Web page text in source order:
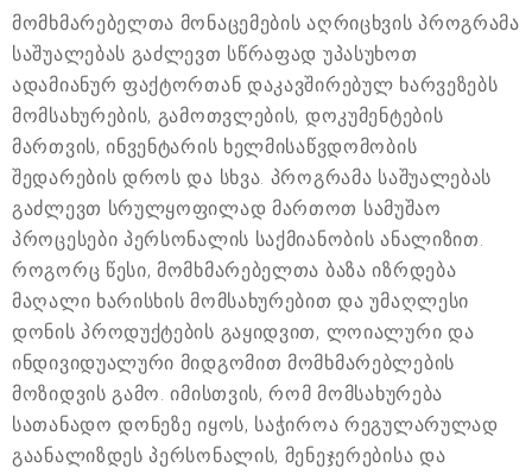
მომხმარებელთა მონაცემების აღრიცხვის პროგრამა
საშუალებას გაძლევთ სწრაფად უპასუხოთ
ადამიანურ ფაქტორთან დაკავშირებულ ხარვეზებს
მომსახურების, გამოთვლების, დოკუმენტების
მართვის, ინვენტარის ხელმისაწვდომობის
შედარების დროს და სხვა. პროგრამა საშუალებას
გაძლევთ სრულყოფილად მართოთ სამუშაო
პროცესები პერსონალის საქმიანობის ანალიზით.
როგორც წესი, მომხმარებელთა ბაზა იზრდება
მაღალი ხარისხის მომსახურებით და უმაღლესი
დონის პროდუქტების გაყიდვით, ლოიალური და
ინდივიდუალური მიდგომით მომხმარებლების
მოზიდვის გამო. იმისთვის, რომ მომსახურება
სათანადო დონეზე იყოს, საჭიროა რეგულარულად
გაანალიზდეს პერსონალის, მენეჯერებისა და